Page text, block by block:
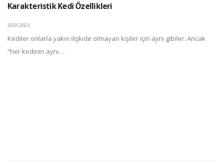
Karakteristik Kedi Özellikleri
20.01.2023
Kediler onlarla yakın ilişkide olmayan kişiler için aynı gibiler. Ancak
“her kedinin aynı ...